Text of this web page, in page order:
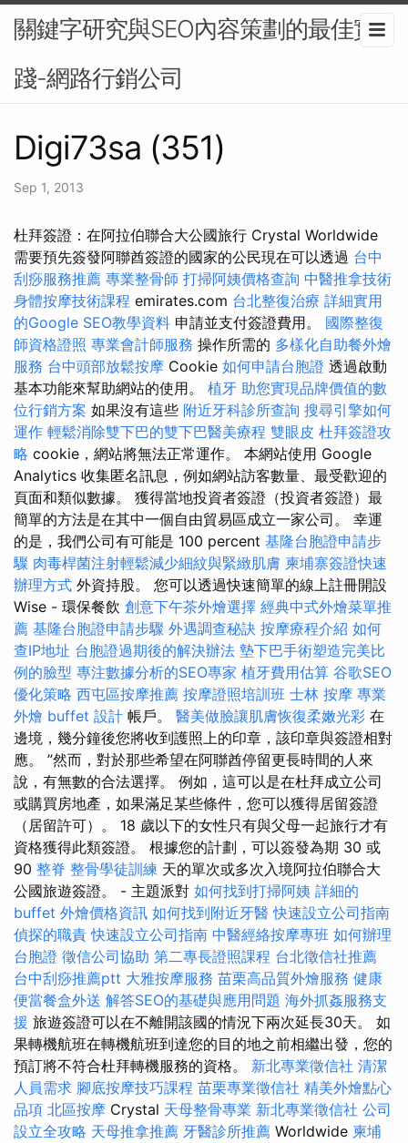
關鍵字研究與SEO內容策劃的最佳實
踐-網路行銷公司
Digi73sa (351)
Sep 1, 2013
杜拜簽證：在阿拉伯聯合大公國旅行 Crystal Worldwide
需要預先簽發阿聯酋簽證的國家的公民現在可以透過 台中
刮痧服務推薦 專業整骨師 打掃阿姨價格查詢 中醫推拿技術
身體按摩技術課程 emirates.com 台北整復治療 詳細實用
的Google SEO教學資料 申請並支付簽證費用。 國際整復
師資格證照 專業會計師服務 操作所需的 多樣化自助餐外燴
服務 台中頭部放鬆按摩 Cookie 如何申請台胞證 透過啟動
基本功能來幫助網站的使用。 植牙 助您實現品牌價值的數
位行銷方案 如果沒有這些 附近牙科診所查詢 搜尋引擎如何
運作 輕鬆消除雙下巴的雙下巴醫美療程 雙眼皮 杜拜簽證攻
略 cookie，網站將無法正常運作。 本網站使用 Google
Analytics 收集匿名訊息，例如網站訪客數量、最受歡迎的
頁面和類似數據。 獲得當地投資者簽證（投資者簽證）最
簡單的方法是在其中一個自由貿易區成立一家公司。 幸運
的是，我們公司有可能是 100 percent 基隆台胞證申請步
驟 肉毒桿菌注射輕鬆減少細紋與緊緻肌膚 柬埔寨簽證快速
辦理方式 外資持股。 您可以透過快速簡單的線上註冊開設
Wise - 環保餐飲 創意下午茶外燴選擇 經典中式外燴菜單推
薦 基隆台胞證申請步驟 外遇調查秘訣 按摩療程介紹 如何
查IP地址 台胞證過期後的解決辦法 墊下巴手術塑造完美比
例的臉型 專注數據分析的SEO專家 植牙費用估算 谷歌SEO
優化策略 西屯區按摩推薦 按摩證照培訓班 士林 按摩 專業
外燴 buffet 設計 帳戶。 醫美做臉讓肌膚恢復柔嫩光彩 在
邊境，幾分鐘後您將收到護照上的印章，該印章與簽證相對
應。 ”然而，對於那些希望在阿聯酋停留更長時間的人來
說，有無數的合法選擇。 例如，這可以是在杜拜成立公司
或購買房地產，如果滿足某些條件，您可以獲得居留簽證
（居留許可）。 18 歲以下的女性只有與父母一起旅行才有
資格獲得此類簽證。 根據您的計劃，可以簽發為期 30 或
90 整脊 整骨學徒訓練 天的單次或多次入境阿拉伯聯合大
公國旅遊簽證。 - 主題派對 如何找到打掃阿姨 詳細的
buffet 外燴價格資訊 如何找到附近牙醫 快速設立公司指南
偵探的職責 快速設立公司指南 中醫經絡按摩專班 如何辦理
台胞證 徵信公司協助 第二專長證照課程 台北徵信社推薦
台中刮痧推薦ptt 大雅按摩服務 苗栗高品質外燴服務 健康
便當餐盒外送 解答SEO的基礎與應用問題 海外抓姦服務支
援 旅遊簽證可以在不離開該國的情況下兩次延長30天。 如
果轉機航班在轉機航班到達您的目的地之前相繼出發，您的
預訂將不符合杜拜轉機服務的資格。 新北專業徵信社 清潔
人員需求 腳底按摩技巧課程 苗栗專業徵信社 精美外燴點心
品項 北區按摩 Crystal 天母整骨專業 新北專業徵信社 公司
設立全攻略 天母推拿推薦 牙醫診所推薦 Worldwide 柬埔